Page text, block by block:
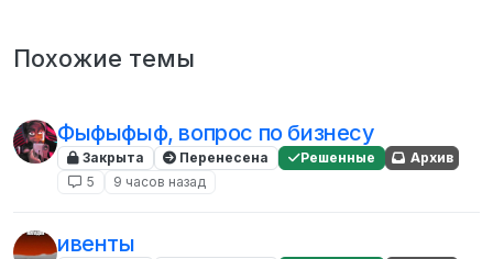
Похожие темы
Фыфыфыф, вопрос по бизнесу
Закрыта Перенесена Решенные
Архив
5
9 часов назад
ивенты